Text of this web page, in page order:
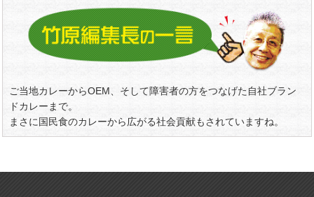
ご当地カレーからOEM、そして障害者の方をつなげた自社ブラン
ドカレーまで。
まさに国民食のカレーから広がる社会貢献もされていますね。